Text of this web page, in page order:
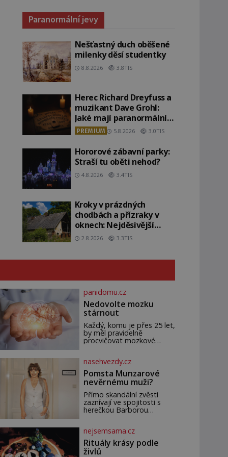
Paranormální jevy
Nešťastný duch oběšené
milenky děsí studentky
8.8.2026 3.8TIS
Herec Richard Dreyfuss a
muzikant Dave Grohl:
Jaké mají paranormální
zážitky?
PREMIUM 5.8.2026 3.0TIS
Hororové zábavní parky:
Straší tu oběti nehod?
4.8.2026 3.4TIS
Kroky v prázdných
chodbách a přízraky v
oknech: Nejděsivější
domy v Česku budí hrůzu
2.8.2026 3.3TIS
panidomu.cz
Nedovolte mozku
stárnout
Každý, komu je přes 25 let,
by měl pravidelně
procvičovat mozkové
paměť. Možná máte
problém vzpomenout si na
jméno kolegy z práce.
Nebo marně v paměti
lovíte název knížky, kterou
jste nedávno přečetli. Je to
opravdu tak, s věkem jako
nasehvezdy.cz
Pomsta Munzarové
nevěrnému muži?
Přímo skandální zvěsti
zaznívají ve spojitosti s
herečkou Barborou
Munzarová měla být totiž
viděna s jakýmsi
sympaťákem, s nímž se
nejsemsama.cz
Rituály krásy podle
živlů